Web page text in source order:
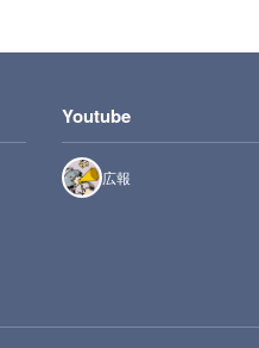
Youtube
広報